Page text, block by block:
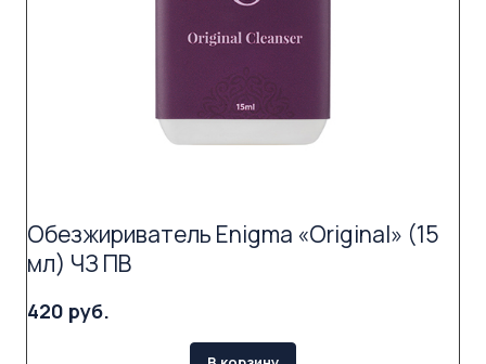
Обезжириватель Enigma «Original» (15
мл) ЧЗ ПВ
420 руб.